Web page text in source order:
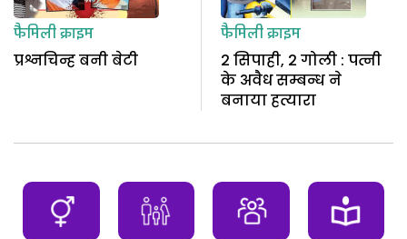
फैमिली क्राइम
प्रश्नचिन्ह बनी बेटी
फैमिली क्राइम
2 सिपाही, 2 गोली : पत्नी
के अवैध सम्बन्ध ने
बनाया हत्यारा